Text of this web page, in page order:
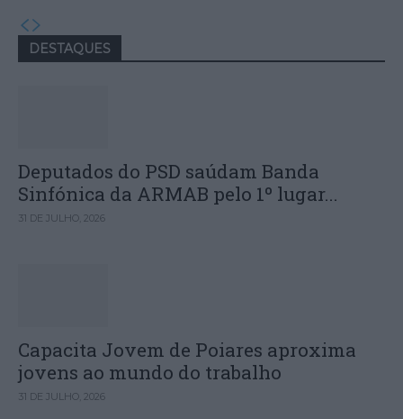
DESTAQUES
Deputados do PSD saúdam Banda
Sinfónica da ARMAB pelo 1º lugar...
31 DE JULHO, 2026
Capacita Jovem de Poiares aproxima
jovens ao mundo do trabalho
31 DE JULHO, 2026